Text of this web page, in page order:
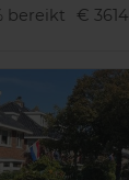
bereikt € 3614